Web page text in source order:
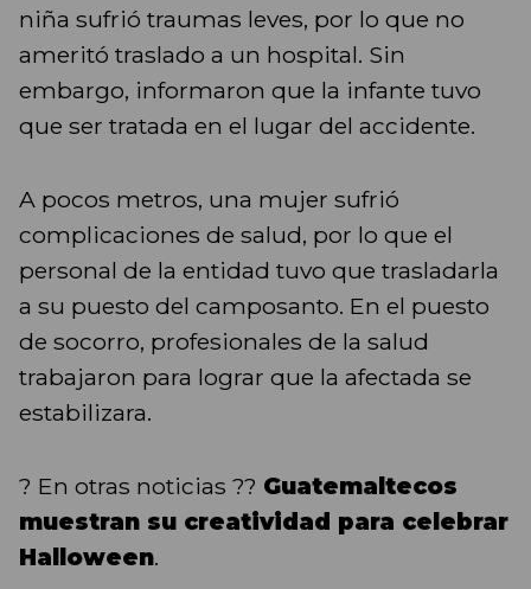
niña sufrió traumas leves, por lo que no
ameritó traslado a un hospital. Sin
embargo, informaron que la infante tuvo
que ser tratada en el lugar del accidente.
A pocos metros, una mujer sufrió
complicaciones de salud, por lo que el
personal de la entidad tuvo que trasladarla
a su puesto del camposanto. En el puesto
de socorro, profesionales de la salud
trabajaron para lograr que la afectada se
estabilizara.
? En otras noticias ?? Guatemaltecos
muestran su creatividad para celebrar
Halloween.